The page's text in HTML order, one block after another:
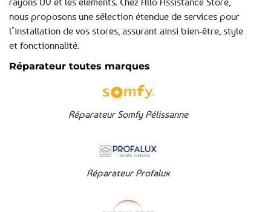
nous proposons une sélection étendue de services pour
l’installation de vos stores, assurant ainsi bien-être, style
et fonctionnalité.
Réparateur toutes marques
Réparateur Somfy Pélissanne
Réparateur Profalux